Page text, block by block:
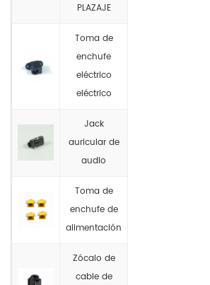
PLAZAJE
Toma de
enchufe
eléctrico
eléctrico
Jack
auricular de
audio
Toma de
enchufe de
alimentación
Zócalo de
cable de